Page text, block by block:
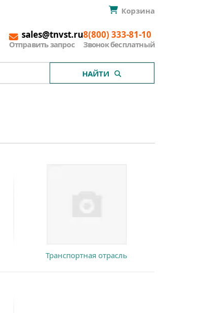
Корзина
sales@tnvst.ru
Отправить запрос
8(800) 333-81-10
Звонок бесплатный
НАЙТИ
Транспортная отрасль